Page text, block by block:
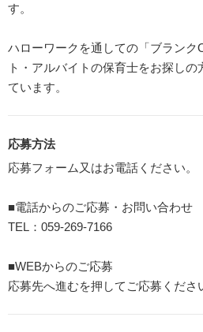
す。
ハローワークを通しての「ブランク
ト・アルバイトの保育士をお探し
ています。
応募方法
応募フォーム又はお電話ください。
■電話からのご応募・お問い合わせ
TEL：059-269-7166
■WEBからのご応募
応募先へ進むを押してご応募くださ